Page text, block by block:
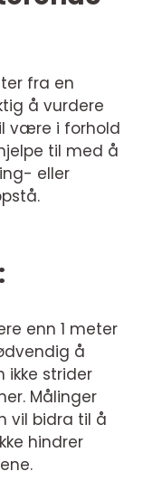
fra en
å vurdere
være i forhold
til med å
eller
enn 1 meter
å
ikke strider
Målinger
vil bidra til å
hindrer